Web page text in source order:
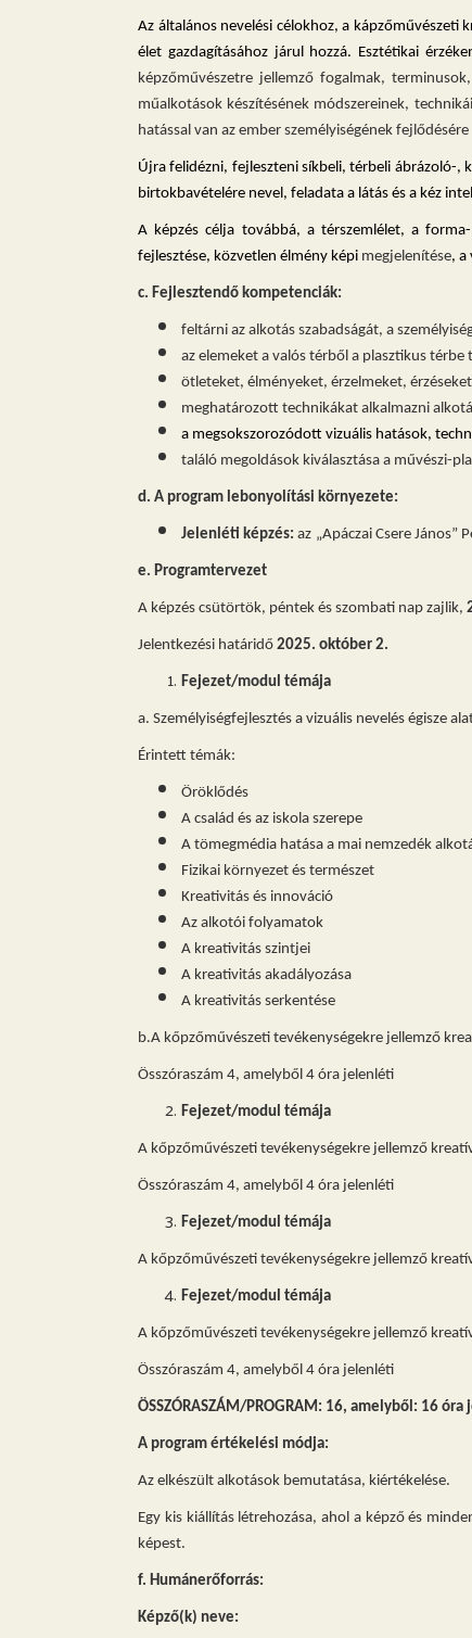
Az általános nevelési célokhoz, a kápzőművészeti
élet gazdagításához járul hozzá. Esztétikai
képzőművészetre jellemző fogalmak,
műalkotások készítésének módszereinek,
hatással van az ember személyiségének fejlődésére
Újra felidézni, fejleszteni síkbeli, térbeli ábrázoló-,
birtokbavételére nevel, feladata a látás és a kéz
A képzés célja továbbá, a térszemlélet, a
fejlesztése, közvetlen élmény képi megjelenítése, a
c. Fejlesztendő kompetenciák:
feltárni az alkotás szabadságát, a
az elemeket a valós térből a plasztikus térbe
ötleteket, élményeket, érzelmeket,
meghatározott technikákat alkalmazni
a megsokszorozódott vizuális hatások,
találó megoldások kiválasztása a művészi-
d. A program lebonyolítási környezete:
Jelenléti képzés: az „Apáczai Csere János”
e. Programtervezet
A képzés csütörtök, péntek és szombati nap zajlik,
Jelentkezési határidő 2025. október 2.
Fejezet/modul témája
a. Személyiségfejlesztés a vizuális nevelés égisze
Érintett témák:
Öröklődés
A család és az iskola szerepe
A tömegmédia hatása a mai nemzedék
Fizikai környezet és természet
Kreativitás és innováció
Az alkotói folyamatok
A kreativitás szintjei
A kreativitás akadályozása
A kreativitás serkentése
b.A kőpzőművészeti tevékenységekre jellemző
Összóraszám 4, amelyből 4 óra jelenléti
Fejezet/modul témája
A kőpzőművészeti tevékenységekre jellemző
Összóraszám 4, amelyből 4 óra jelenléti
Fejezet/modul témája
A kőpzőművészeti tevékenységekre jellemző
Fejezet/modul témája
A kőpzőművészeti tevékenységekre jellemző
Összóraszám 4, amelyből 4 óra jelenléti
ÖSSZÓRASZÁM/PROGRAM: 16, amelyből: 16
A program értékelési módja:
Az elkészült alkotások bemutatása, kiértékelése.
Egy kis kiállítás létrehozása, ahol a képző és
képest.
f. Humánerőforrás:
Képző(k) neve: